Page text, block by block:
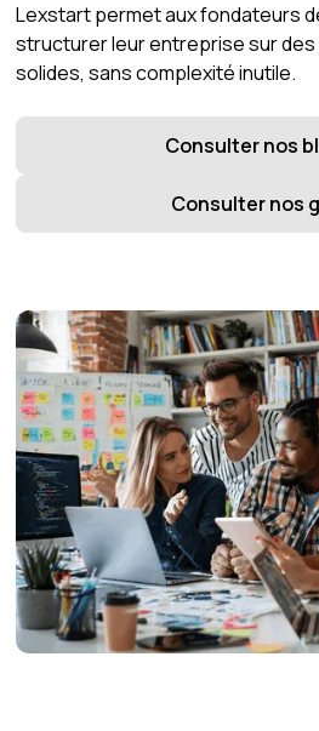
Lexstart permet aux fondateurs
structurer leur entreprise sur
solides, sans complexité inutile.
Consulter nos
Consulter nos